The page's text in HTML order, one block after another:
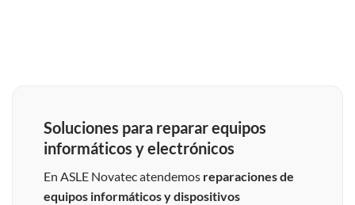
Soluciones para reparar equipos
informáticos y electrónicos
En ASLE Novatec atendemos reparaciones de
equipos informáticos y dispositivos